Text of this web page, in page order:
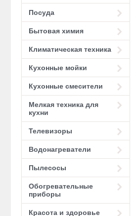
Посуда
Бытовая химия
Климатическая техника
Кухонные мойки
Кухонные смесители
Мелкая техника для
кухни
Телевизоры
Водонагреватели
Пылесосы
Обогревательные
приборы
Красота и здоровье